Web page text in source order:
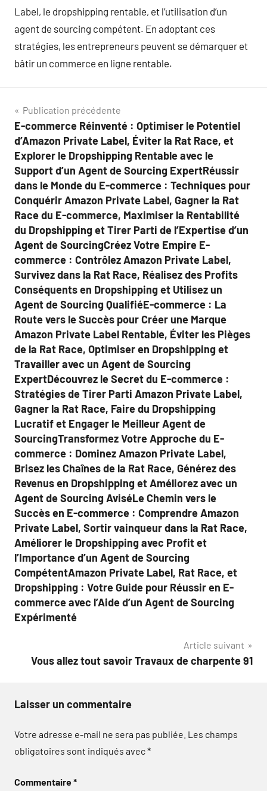
Label, le dropshipping rentable, et l’utilisation d’un
agent de sourcing compétent. En adoptant ces
stratégies, les entrepreneurs peuvent se démarquer et
bâtir un commerce en ligne rentable.
Navigation
de
l’article
Publication précédente
E-commerce Réinventé : Optimiser le Potentiel
d’Amazon Private Label, Éviter la Rat Race, et
Explorer le Dropshipping Rentable avec le
Support d’un Agent de Sourcing ExpertRéussir
dans le Monde du E-commerce : Techniques pour
Conquérir Amazon Private Label, Gagner la Rat
Race du E-commerce, Maximiser la Rentabilité
du Dropshipping et Tirer Parti de l’Expertise d’un
Agent de SourcingCréez Votre Empire E-
commerce : Contrôlez Amazon Private Label,
Survivez dans la Rat Race, Réalisez des Profits
Conséquents en Dropshipping et Utilisez un
Agent de Sourcing QualifiéE-commerce : La
Route vers le Succès pour Créer une Marque
Amazon Private Label Rentable, Éviter les Pièges
de la Rat Race, Optimiser en Dropshipping et
Travailler avec un Agent de Sourcing
ExpertDécouvrez le Secret du E-commerce :
Stratégies de Tirer Parti Amazon Private Label,
Gagner la Rat Race, Faire du Dropshipping
Lucratif et Engager le Meilleur Agent de
SourcingTransformez Votre Approche du E-
commerce : Dominez Amazon Private Label,
Brisez les Chaînes de la Rat Race, Générez des
Revenus en Dropshipping et Améliorez avec un
Agent de Sourcing AviséLe Chemin vers le
Succès en E-commerce : Comprendre Amazon
Private Label, Sortir vainqueur dans la Rat Race,
Améliorer le Dropshipping avec Profit et
l’Importance d’un Agent de Sourcing
CompétentAmazon Private Label, Rat Race, et
Dropshipping : Votre Guide pour Réussir en E-
commerce avec l’Aide d’un Agent de Sourcing
Expérimenté
Article suivant
Vous allez tout savoir Travaux de charpente 91
Laisser un commentaire
Votre adresse e-mail ne sera pas publiée. Les champs
obligatoires sont indiqués avec*
Commentaire*